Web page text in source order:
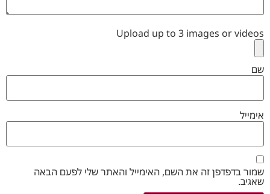
Upload up to 3 images or videos
שם
אימייל
שמור בדפדפן זה את השם, האימייל והאתר שלי לפעם הבאה
שאגיב.